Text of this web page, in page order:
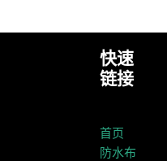
快速
链接
首页
防水布